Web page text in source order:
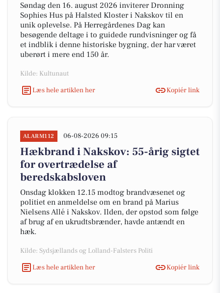
Søndag den 16. august 2026 inviterer Dronning
Sophies Hus på Halsted Kloster i Nakskov til en
unik oplevelse. På Herregårdenes Dag kan
besøgende deltage i to guidede rundvisninger og få
et indblik i denne historiske bygning, der har været
uberørt i mere end 150 år.
Kilde: Kultunaut
Læs hele artiklen her
Kopiér link
ALARM112 06-08-2026 09:15
Hækbrand i Nakskov: 55-årig sigtet
for overtrædelse af
beredskabsloven
Onsdag klokken 12.15 modtog brandvæsenet og
politiet en anmeldelse om en brand på Marius
Nielsens Allé i Nakskov. Ilden, der opstod som følge
af brug af en ukrudtsbrænder, havde antændt en
hæk.
Kilde: Sydsjællands og Lolland-Falsters Politi
Læs hele artiklen her
Kopiér link